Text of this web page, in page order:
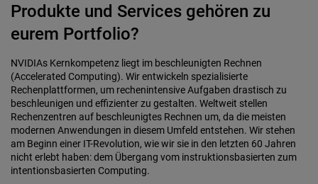
Produkte und Services gehören zu
eurem Portfolio?
NVIDIAs Kernkompetenz liegt im beschleunigten Rechnen
(Accelerated Computing). Wir entwickeln spezialisierte
Rechenplattformen, um rechenintensive Aufgaben drastisch zu
beschleunigen und effizienter zu gestalten. Weltweit stellen
Rechenzentren auf beschleunigtes Rechnen um, da die meisten
modernen Anwendungen in diesem Umfeld entstehen. Wir stehen
am Beginn einer IT-Revolution, wie wir sie in den letzten 60 Jahren
nicht erlebt haben: dem Übergang vom instruktionsbasierten zum
intentionsbasierten Computing.